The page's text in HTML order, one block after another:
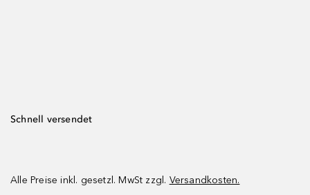
Schnell versendet
Alle Preise inkl. gesetzl. MwSt zzgl. Versandkosten.